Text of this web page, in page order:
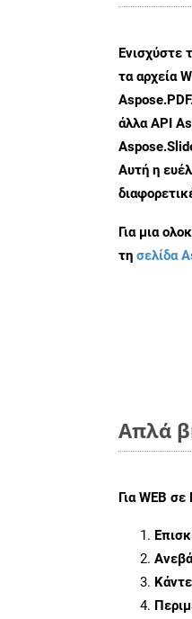
Ενισχύστε
τα αρχεία
άλλα API
Αυτή η
Για μια
τη σελίδα
Απλά
ΓιαWEB σε